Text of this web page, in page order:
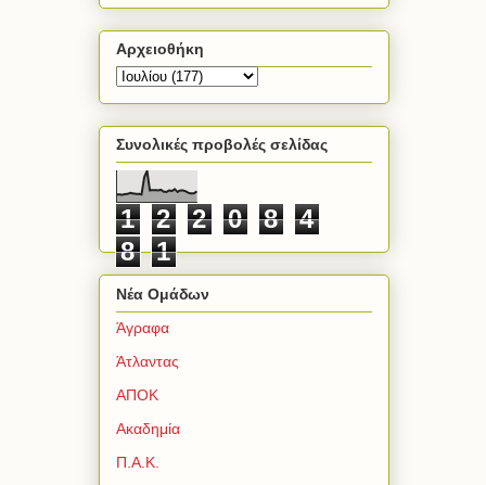
Αρχειοθήκη
Συνολικές προβολές σελίδας
1 2 2 0 8
4
8
1
Νέα Ομάδων
Άγραφα
Άτλαντας
ΑΠΟΚ
Ακαδημία
Π.Α.Κ.